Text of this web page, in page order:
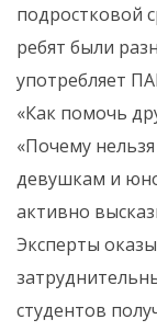
подростковой
ребят были
употребляет
«Как помочь
«Почему
девушкам и
активно
Эксперты
студентов